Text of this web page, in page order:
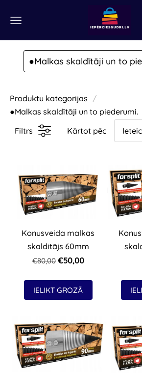
●Malkas skaldītāji un to
Produktu kategorijas
●Malkas skaldītāji un to piederumi.
Filtrs
Kārtot pēc
Konusveida malkas
skalditājs 60mm
€80,00 €50,00
IELIKT GROZĀ